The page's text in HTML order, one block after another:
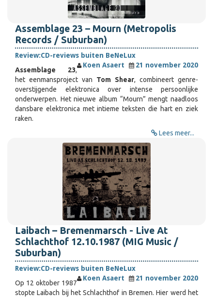
Assemblage 23 – Mourn (Metropolis
Records / Suburban)
Review:CD-reviews buiten BeNeLux
Koen Asaert
21 november 2020
Assemblage 23,
het eenmansproject van Tom Shear, combineert genre-
overstijgende elektronica over intense persoonlijke
onderwerpen. Het nieuwe album “Mourn” mengt naadloos
dansbare elektronica met intieme teksten die hart en ziek
raken.
Lees meer...
Laibach – Bremenmarsch - Live At
Schlachthof 12.10.1987 (MIG Music /
Suburban)
Review:CD-reviews buiten BeNeLux
Koen Asaert
21 november 2020
Op 12 oktober 1987
stopte Laibach bij het Schlachthof in Bremen. Hier werd het